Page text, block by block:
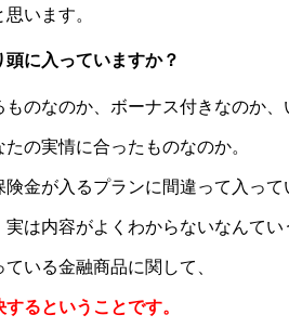
います。
に入っていますか？
のなのか、ボーナス付きなのか
の実情に合ったものなのか。
金が入るプランに間違って入って
は内容がよくわからないなんてい
いる金融商品に関して、
るということです。